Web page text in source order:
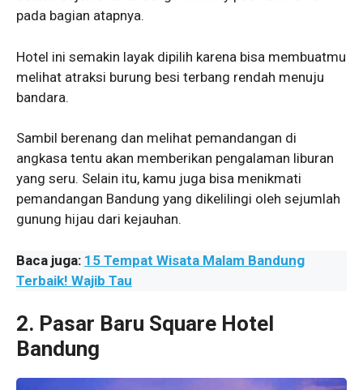
pada bagian atapnya.
Hotel ini semakin layak dipilih karena bisa membuatmu
melihat atraksi burung besi terbang rendah menuju
bandara.
Sambil berenang dan melihat pemandangan di
angkasa tentu akan memberikan pengalaman liburan
yang seru. Selain itu, kamu juga bisa menikmati
pemandangan Bandung yang dikelilingi oleh sejumlah
gunung hijau dari kejauhan.
Baca juga: 15 Tempat Wisata Malam Bandung
Terbaik! Wajib Tau
2. Pasar Baru Square Hotel
Bandung